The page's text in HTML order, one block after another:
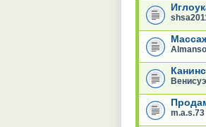
m.a.s.73